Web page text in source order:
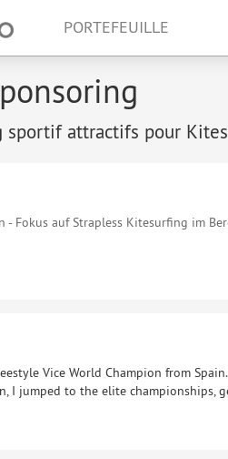
PORTEFEUILLE
sportif attractifs pour
- Fokus auf Strapless Kitesurfing im
Vice World Champion from
I jumped to the elite